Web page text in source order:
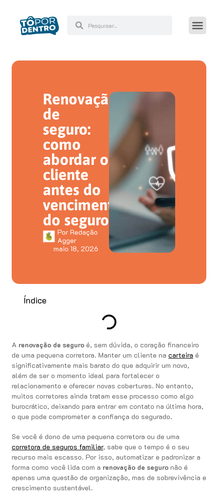
Renovação
de
seguro:
como
abordar o
cliente
antes do
vencimento
do seguro
Por Redação
Agger
maio 18, 2026
Índice
A renovação de seguro é, sem dúvida, o coração financeiro
de uma pequena corretora. Manter um cliente na carteira é
significativamente mais barato do que adquirir um novo,
além de ser o momento ideal para fortalecer o
relacionamento e oferecer novas coberturas. No entanto,
muitos corretores ainda tratam esse processo como algo
burocrático, deixando para entrar em contato na última hora,
o que pode comprometer a confiança do segurado.
Se você é dono de uma pequena corretora ou de uma
corretora de seguros familiar, sabe que o tempo é o seu
recurso mais escasso. Por isso, automatizar e padronizar a
forma como você lida com a renovação de seguro não é
apenas uma questão de organização, mas de sobrevivência e
crescimento sustentável.